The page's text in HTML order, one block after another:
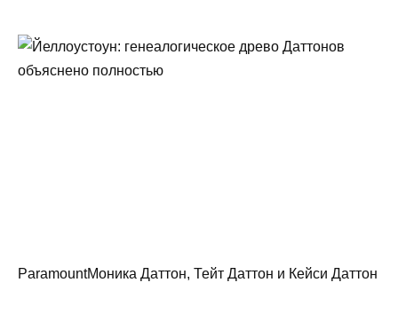
ParamountМоника Даттон, Тейт Даттон и Кейси Даттон